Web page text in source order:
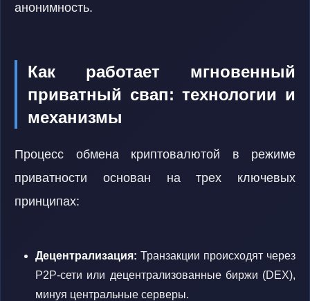
анонимность.
Как работает мгновенный
приватный свап: технологии и
механизмы
Процесс обмена криптовалютой в режиме
приватности основан на трех ключевых
принципах:
Децентрализация: Транзакции происходят через
P2P-сети или децентрализованные биржи (DEX),
минуя центральные серверы.